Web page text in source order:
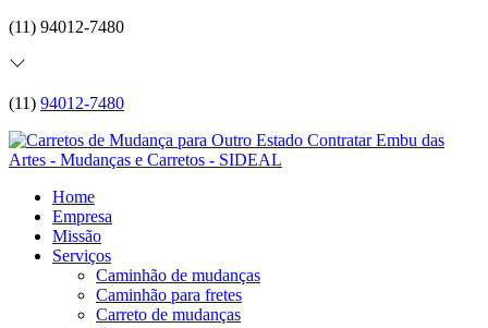
(11) 94012-7480
(11) 94012-7480
Home
Empresa
Missão
Serviços
Caminhão de mudanças
Caminhão para fretes
Carreto de mudanças